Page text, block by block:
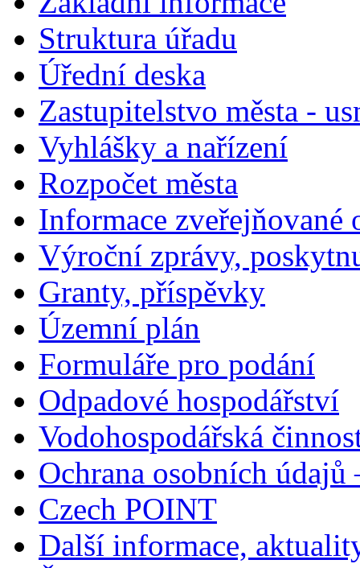
Struktura úřadu
Úřední deska
Zastupitelstvo města -
Vyhlášky a nařízení
Rozpočet města
Informace zveřejňované
Výroční zprávy,
Granty, příspěvky
Územní plán
Formuláře pro podání
Odpadové hospodářství
Vodohospodářská
Ochrana osobních údajů
Czech POINT
Další informace,